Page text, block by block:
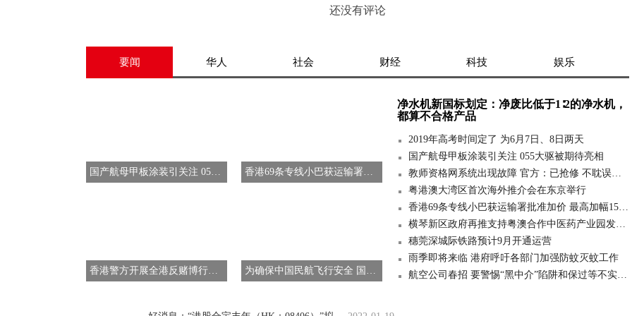
还没有评论
要闻 华人 社会 财经 科技 娱乐
国产航母甲板涂装引关注 055大驱被期待亮相 香港69条专线小巴获运输署批准加价 最高加幅15.1%
香港警方开展全港反赌博行动 突击搜查拘267人 为确保中国民航飞行安全 国内暂停波音737-8飞机商业运行
净水机新国标划定：净废比低于1∶2的净水机，
都算不合格产品
2019年高考时间定了 为6月7日、8日两天
国产航母甲板涂装引关注 055大驱被期待亮相
教师资格网系统出现故障 官方：已抢修 不耽误报名
粤港澳大湾区首次海外推介会在东京举行
香港69条专线小巴获运输署批准加价 最高加幅15.1%
横琴新区政府再推支持粤澳合作中医药产业园发展专项措施
穗莞深城际铁路预计9月开通运营
雨季即将来临 港府呼吁各部门加强防蚊灭蚊工作
航空公司春招 要警惕“黑中介”陷阱和保过等不实信息